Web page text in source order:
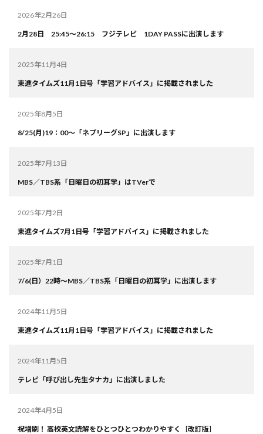
2026年2月26日
2月28日 25:45～26:15 フジテレビ 1DAY PASSに出演します
2025年11月4日
東進タイムズ11月1日号「学習アドバイス」に掲載されました
2025年8月5日
8/25(月)19：00～「ネプリーグSP」に出演します
2025年7月13日
MBS／TBS系「日曜日の初耳学」はTVerで
2025年7月2日
東進タイムズ7月1日号「学習アドバイス」に掲載されました
2025年7月1日
7/6(日）22時～MBS／TBS系「日曜日の初耳学」に出演します
2024年11月5日
東進タイムズ11月1日号「学習アドバイス」に掲載されました
2024年11月5日
テレビ「呼び出し先生タナカ」に出演しました
2024年4月5日
祝増刷！ 高校英文読解をひとつひとつわかりやすく［改訂版］